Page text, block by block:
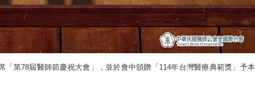
「第78屆醫師節慶祝大會」，並於會中頒贈「114年台灣醫療典範獎」予本